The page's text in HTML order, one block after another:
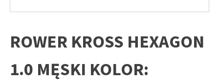
ROWER KROSS HEXAGON
1.0 MĘSKI KOLOR: